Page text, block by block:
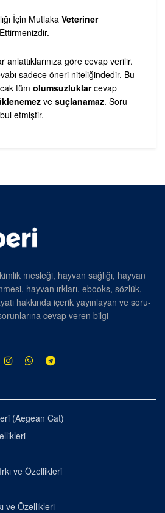
İçin Mutlaka Veteriner
anlattıklarınıza göre cevap verilir.
sadece öneri niteliğindedir. Bu
tüm olumsuzluklarcevap
ve suçlanamaz. Soru
etmiştir.
mesleği, hayvan sağlığı, hayvan
hayvan ırkları, ebooks, sözlük,
hakkında içerik yayınlayan ve soru-
cevap veren bilgi
(Aegean Cat)
ve Özellikleri
ve Özellikleri